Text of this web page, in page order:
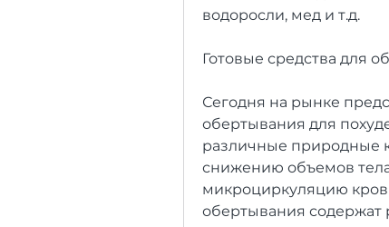
водоросли, мед и т.д.
Готовые средства для
Сегодня на рынке
обертывания для
различные природные
снижению объемов
микроциркуляцию
обертывания содержат